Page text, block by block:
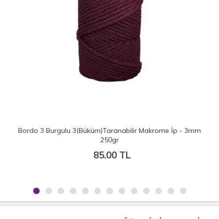
Bordo 3 Burgulu 3(Büküm)Taranabilir Makrome İp - 3mm
250gr
85.00 TL